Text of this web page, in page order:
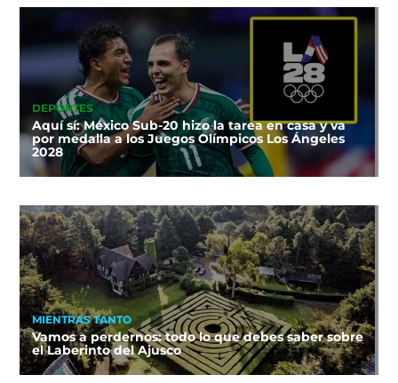
DEPORTES
Aquí sí: México Sub-20 hizo la tarea en casa y va
por medalla a los Juegos Olímpicos Los Ángeles
2028
MIENTRAS TANTO
Vamos a perdernos: todo lo que debes saber sobre
el Laberinto del Ajusco